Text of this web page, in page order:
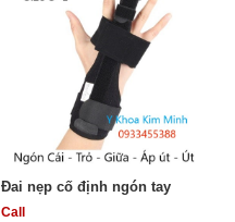
Đai nẹp cố định ngón tay
Call